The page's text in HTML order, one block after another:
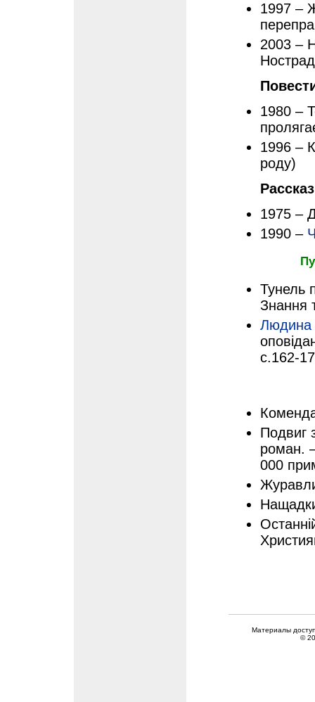
1997 –
2003 –
1980 –
1996 –
роду)
1975 –
1990 –
Тунель
Знання
Людина
с.162-
Подвиг
роман.
000